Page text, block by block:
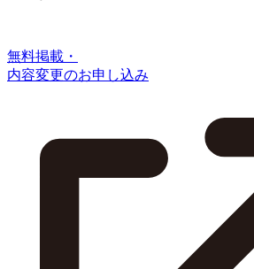
無料掲載・
内容変更のお申し込み